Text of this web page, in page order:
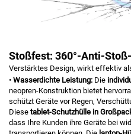
Stoßfest: 360°-Anti-
Verstärktes Design, wirkt effektiv
• Wasserdichte Leistung: Die
neopren-Konstruktion bietet
schützt Geräte vor Regen,
Diese tablet-Schutzhülle in
dass Ihre Kunden ihre Geräte bei